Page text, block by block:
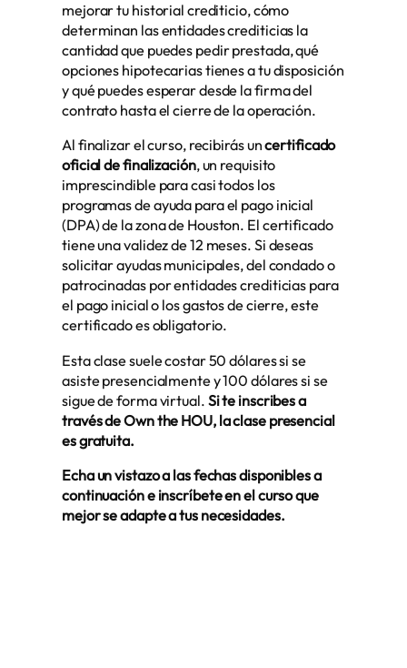
mejorar tu historial crediticio, cómo
determinan las entidades crediticias la
cantidad que puedes pedir prestada, qué
opciones hipotecarias tienes a tu disposición
y qué puedes esperar desde la firma del
contrato hasta el cierre de la operación.
Al finalizar el curso, recibirás uncertificado
oficial de finalización, un requisito
imprescindible para casi todos los
programas de ayuda para el pago inicial
(DPA) de la zona de Houston. El certificado
tiene una validez de 12 meses. Si deseas
solicitar ayudas municipales, del condado o
patrocinadas por entidades crediticias para
el pago inicial o los gastos de cierre, este
certificado es obligatorio.
Esta clase suele costar 50 dólares si se
asiste presencialmente y 100 dólares si se
sigue de forma virtual. Si te inscribes a
través de Own the HOU, la clase presencial
es gratuita.
Echa un vistazo a las fechas disponibles a
continuación e inscríbete en el curso que
mejor se adapte a tus necesidades.